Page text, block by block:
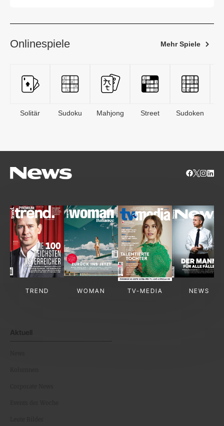
Onlinespiele Mehr Spiele
Solitär Sudoku Mahjong Street Sudoken
TREND WOMAN TV-MEDIA NEWS